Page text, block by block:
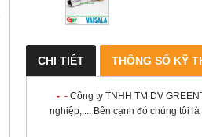
CHI TIẾT THÔNG SỐ KỸ
- - Công ty TNHH TM DV
nghiệp,.... Bên cạnh đó chúng tôi